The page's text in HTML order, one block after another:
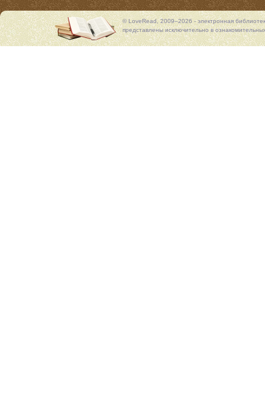
© LoveRead, 2009–2026 - электронная
представлены исключительно в